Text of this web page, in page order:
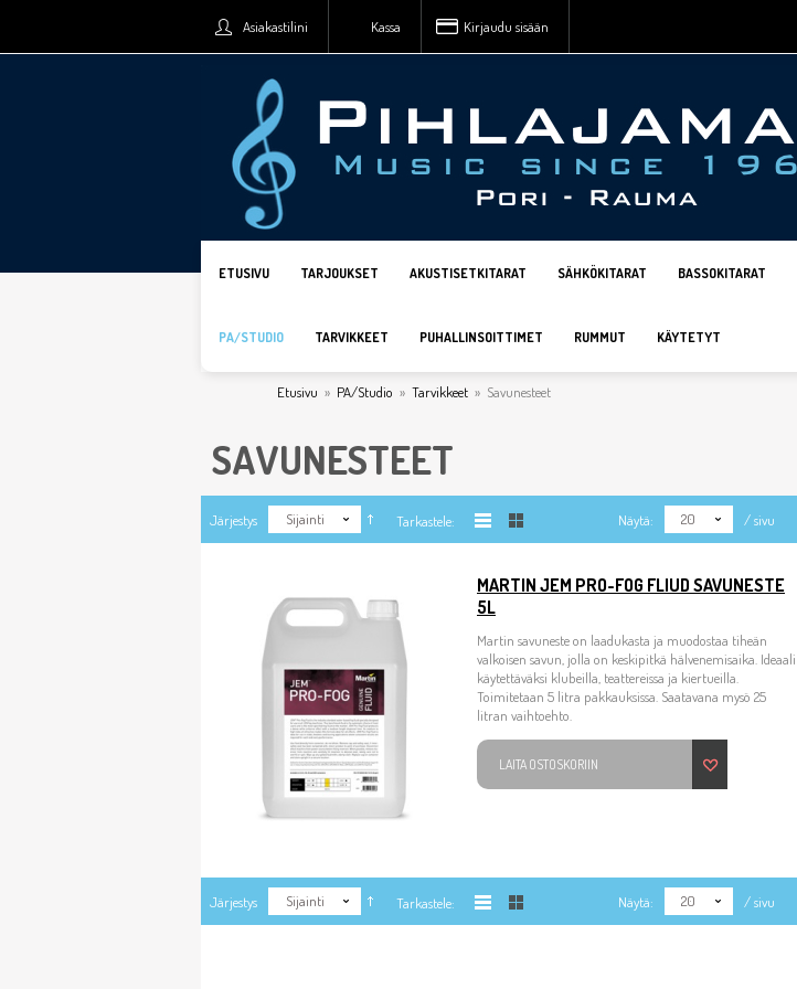
Asiakastilini Kassa Kirjaudu sisään
ETUSIVU TARJOUKSET AKUSTISETKITARAT SÄHKÖKITARAT BASSOKITARAT
PA/STUDIO TARVIKKEET PUHALLINSOITTIMET RUMMUT KÄYTETYT
Etusivu » PA/Studio » Tarvikkeet » Savunesteet
SAVUNESTEET
Järjestys Sijainti Tarkastele: Näytä: 20 / sivu
MARTIN JEM PRO-FOG FLIUD SAVUNESTE
5L
Martin savuneste on laadukasta ja muodostaa tiheän
valkoisen savun, jolla on keskipitkä hälvenemisaika. Ideaali
käytettäväksi klubeilla, teattereissa ja kiertueilla.
Toimitetaan 5 litra pakkauksissa. Saatavana mysö 25
litran vaihtoehto.
LAITA OSTOSKORIIN
Järjestys Sijainti Tarkastele: Näytä: 20 / sivu